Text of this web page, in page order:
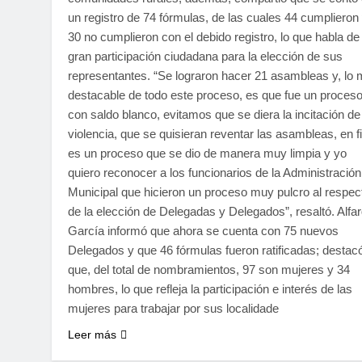
un registro de 74 fórmulas, de las cuales 44 cumplieron
30 no cumplieron con el debido registro, lo que habla de
gran participación ciudadana para la elección de sus
representantes. “Se lograron hacer 21 asambleas y, lo
destacable de todo este proceso, es que fue un proceso
con saldo blanco, evitamos que se diera la incitación
violencia, que se quisieran reventar las asambleas, en
es un proceso que se dio de manera muy limpia y yo
quiero reconocer a los funcionarios de la Administración
Municipal que hicieron un proceso muy pulcro al
de la elección de Delegadas y Delegados”, resaltó.
García informó que ahora se cuenta con 75 nuevos
Delegados y que 46 fórmulas fueron ratificadas;
que, del total de nombramientos, 97 son mujeres y 34
hombres, lo que refleja la participación e interés de las
mujeres para trabajar por sus localidade
Leer más